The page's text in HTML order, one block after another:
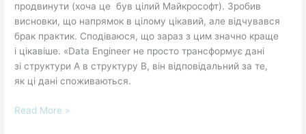
продвинути (хоча це був цілий Майкрософт). Зробив
висновки, що напрямок в цілому цікавий, але відчувався
брак практик. Сподіваюся, що зараз з цим значно краще
і цікавіше. «Data Engineer не просто трансформує дані
зі структури A в структуру B, він відповідальний за те,
як ці дані споживаються.
Read More »